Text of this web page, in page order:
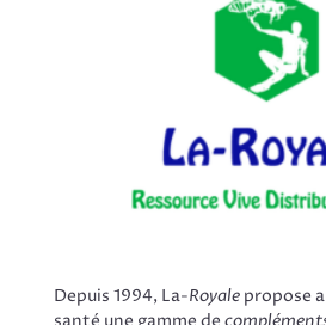
Depuis 1994, La-Royalepropose